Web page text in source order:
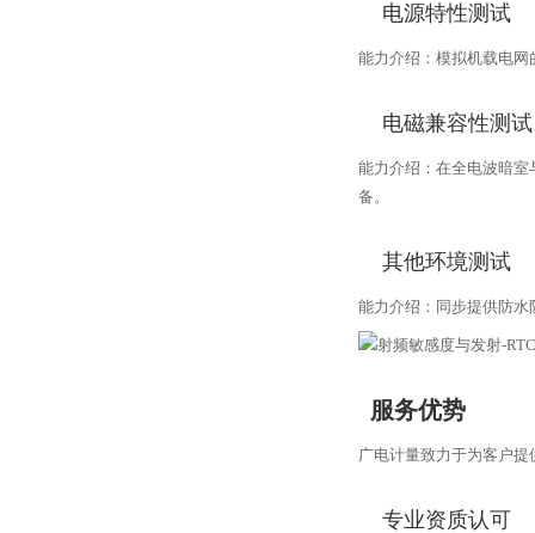
电源特性测试
能力介绍：模拟机载电
电磁兼容性测试
能力介绍：在全电波暗
备。
其他环境测试
能力介绍：同步提供防
服务优势
广电计量致力于为客户
专业资质认可